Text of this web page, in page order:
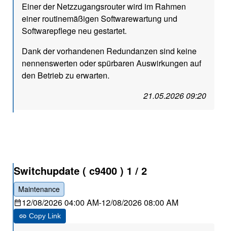
Einer der Netzzugangsrouter wird im Rahmen
einer routinemäßigen Softwarewartung und
Softwarepflege neu gestartet.
Dank der vorhandenen Redundanzen sind keine
nennenswerten oder spürbaren Auswirkungen auf
den Betrieb zu erwarten.
21.05.2026 09:20
Switchupdate ( c9400 ) 1 / 2
Maintenance
12/08/2026 04:00 AM-12/08/2026 08:00 AM
Copy Link